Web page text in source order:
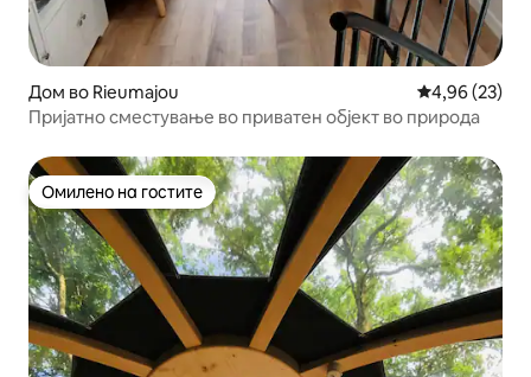
Дом во Rieumajou Просечна
4,96 (23)
Пријатно сместување во приватен објект во природа
Омилено на гостите
Омилено на гостите